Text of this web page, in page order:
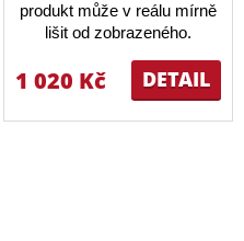
produkt může v reálu mírně
lišit od zobrazeného.
DETAIL
1 020 Kč